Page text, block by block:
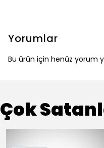
Yorumlar
Bu ürün için henüz yorum
Çok